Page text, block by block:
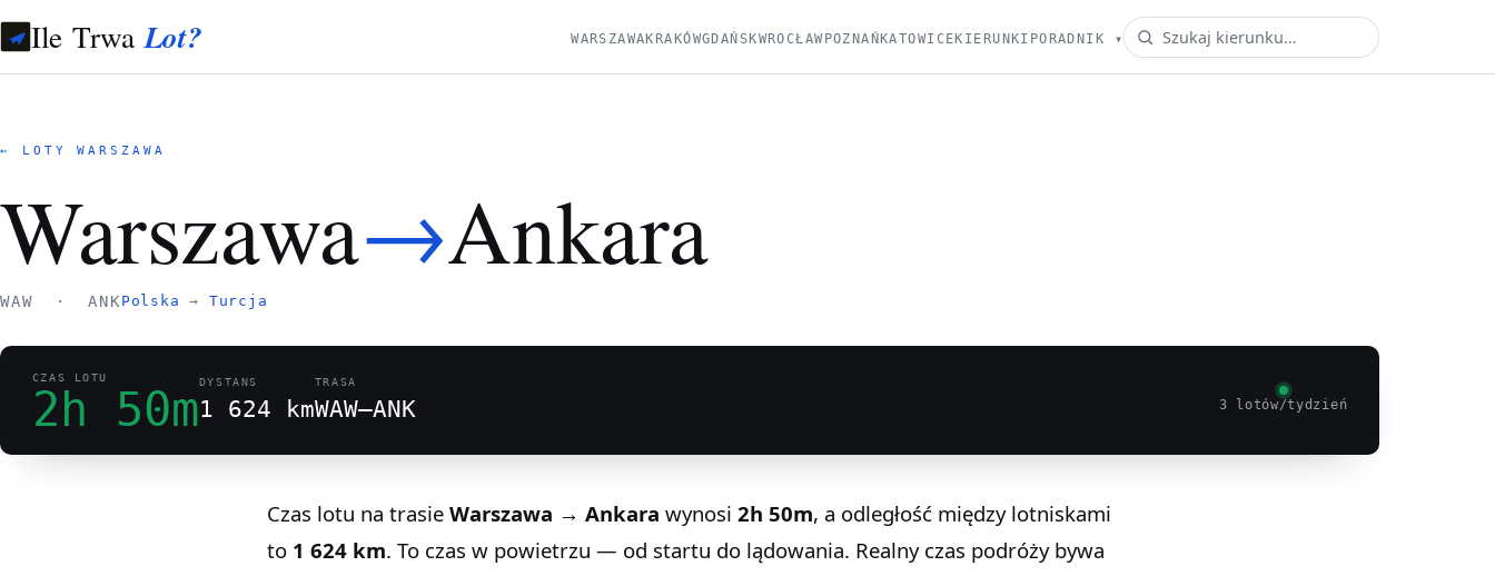
Ile TrwaLot? WARSZAWAKRAKÓWGDAŃSKWROCŁAW POZNAŃKATOWICEKIERUNKI PORADNIK ▾
← LOTY WARSZAWA
Warszawa→Ankara
WAW · ANK Polska → Turcja
CZAS LOTU
2h 50m
DYSTANS
1 624 km
TRASA
WAW–ANK 3 lotów/tydzień
Czas lotu na trasie Warszawa → Ankara wynosi 2h 50m, a odległość między lotniskami
to 1 624 km. To czas w powietrzu — od startu do lądowania. Realny czas podróży bywa